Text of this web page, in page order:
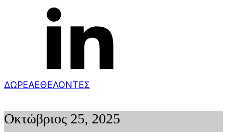
ΔΩΡΕΑΕΘΕΛΟΝΤΕΣ
Οκτώβριος 25, 2025